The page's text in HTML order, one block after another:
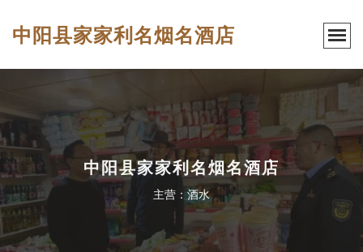
中阳县家家利名烟名酒店
中阳县家家利名烟名酒店
主营：酒水